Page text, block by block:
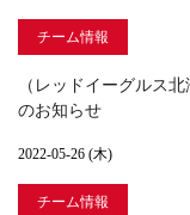
チーム情報
（レッドイーグルス
のお知らせ
2022-05-26 (木)
チーム情報